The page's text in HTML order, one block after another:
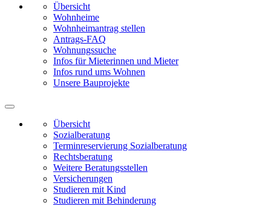
Übersicht
Wohnheime
Wohnheimantrag stellen
Antrags-FAQ
Wohnungssuche
Infos für Mieterinnen und Mieter
Infos rund ums Wohnen
Unsere Bauprojekte
Übersicht
Sozialberatung
Terminreservierung Sozialberatung
Rechtsberatung
Weitere Beratungsstellen
Versicherungen
Studieren mit Kind
Studieren mit Behinderung